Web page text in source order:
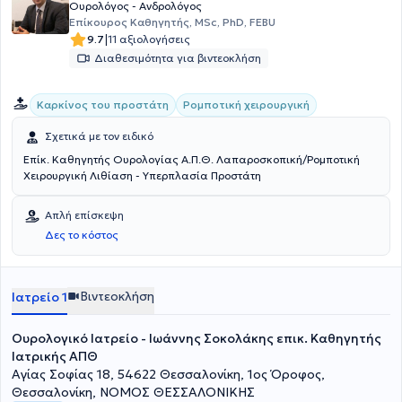
εξωτερικό ως προσκεκλημένος ομιλητής. Είναι κριτής (reviewer) σε
20 ξενόγλωσσα περιοδικά.
Ουρολόγος - Ανδρολόγος
Επίκουρος Καθηγητής, MSc, PhD, FEBU
9.7|11 αξιολογήσεις
Διαθεσιμότητα για βιντεοκλήση
Καρκίνος του προστάτη Ρομποτική χειρουργική
Σχετικά με τον ειδικό
Επίκ. Καθηγητής Ουρολογίας Α.Π.Θ. Λαπαροσκοπική/Ρομποτική
Χειρουργική Λιθίαση - Υπερπλασία Προστάτη
Απλή επίσκεψη
Δες το κόστος
Ιατρείο 1 Βιντεοκλήση
Ουρολογικό Ιατρείο - Ιωάννης Σοκολάκης επικ. Καθηγητής
Ιατρικής ΑΠΘ
Αγίας Σοφίας 18, 54622 Θεσσαλονίκη, 1ος Όροφος,
Θεσσαλονίκη, ΝΟΜΟΣ ΘΕΣΣΑΛΟΝΙΚΗΣ